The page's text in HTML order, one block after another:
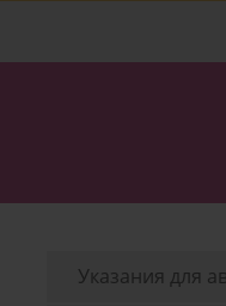
Указания для